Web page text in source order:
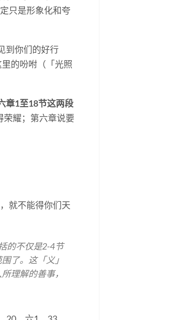
只是形象化和夸
到你们的好行
的吩咐（「光照
章1至18节这两段
荣耀；第六章说要
就不能得你们天
的不仅是2-4节
了。这「义」
理解的善事，